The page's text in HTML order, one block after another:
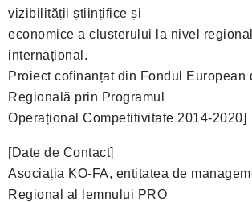
vizibilității științifice și
economice a clusterului la nivel
internațional.
Proiect cofinanțat din Fondul European
Regională prin Programul
Operațional Competitivitate 2014-2020]
[Date de Contact]
Asociația KO-FA, entitatea de
Regional al lemnului PRO